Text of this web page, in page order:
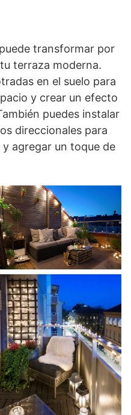
transformar por
terraza moderna.
en el suelo para
y crear un efecto
puedes instalar
direccionales para
agregar un toque de